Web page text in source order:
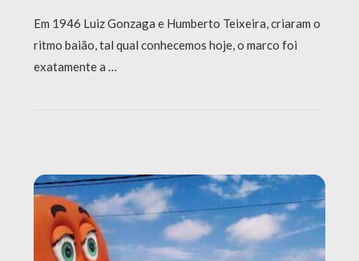
Em 1946 Luiz Gonzaga e Humberto Teixeira, criaram o
ritmo baião, tal qual conhecemos hoje, o marco foi
exatamente a …